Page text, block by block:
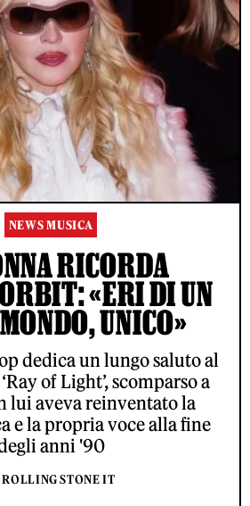
NEWS MUSICA
RICORDA
«ERI DI UN
UNICO»
dedica un lungo saluto al
of Light’, scomparso a
lui aveva reinventato la
e la propria voce alla fine
anni '90
STONE IT